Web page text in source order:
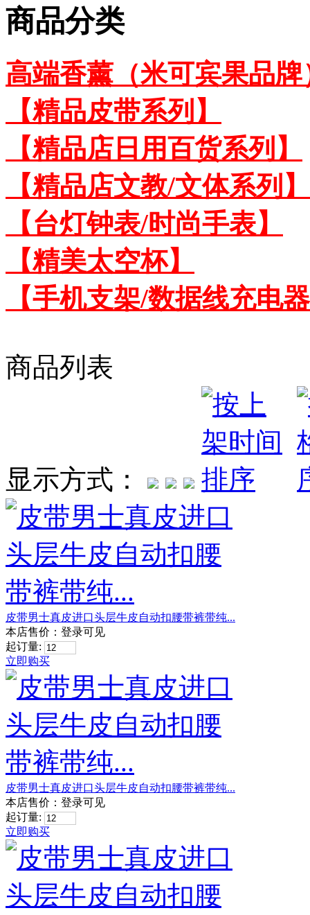
商品分类
高端香薰（米可宾果品牌
【精品皮带系列】
【精品店日用百货系列】
【精品店文教/文体系列】
【台灯钟表/时尚手表】
【精美太空杯】
【手机支架/数据线充电
商品列表
显示方式：
皮带男士真皮进口头层牛皮自动扣腰带裤带纯...
本店售价： 登录可见
起订量:
立即购买
皮带男士真皮进口头层牛皮自动扣腰带裤带纯...
本店售价： 登录可见
起订量:
立即购买